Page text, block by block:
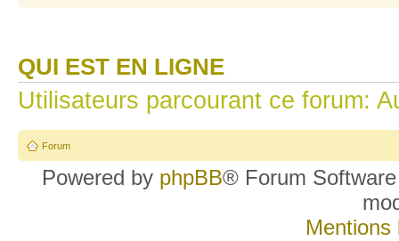
QUI EST EN LIGNE
Utilisateurs parcourant ce forum:
Forum
Powered by phpBB® Forum
Mentions